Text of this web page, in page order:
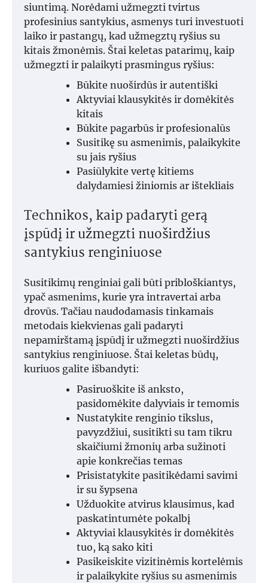
siuntimą. Norėdami užmegzti tvirtus
profesinius santykius, asmenys turi investuoti
laiko ir pastangų, kad užmegztų ryšius su
kitais žmonėmis. Štai keletas patarimų, kaip
užmegzti ir palaikyti prasmingus ryšius:
Būkite nuoširdūs ir autentiški
Aktyviai klausykitės ir domėkitės
kitais
Būkite pagarbūs ir profesionalūs
Susitikę su asmenimis, palaikykite
su jais ryšius
Pasiūlykite vertę kitiems
dalydamiesi žiniomis ar ištekliais
Technikos, kaip padaryti gerą
įspūdį ir užmegzti nuoširdžius
santykius renginiuose
Susitikimų renginiai gali būti pribloškiantys,
ypač asmenims, kurie yra intravertai arba
drovūs. Tačiau naudodamasis tinkamais
metodais kiekvienas gali padaryti
nepamirštamą įspūdį ir užmegzti nuoširdžius
santykius renginiuose. Štai keletas būdų,
kuriuos galite išbandyti:
Pasiruoškite iš anksto,
pasidomėkite dalyviais ir temomis
Nustatykite renginio tikslus,
pavyzdžiui, susitikti su tam tikru
skaičiumi žmonių arba sužinoti
apie konkrečias temas
Prisistatykite pasitikėdami savimi
ir su šypsena
Užduokite atvirus klausimus, kad
paskatintumėte pokalbį
Aktyviai klausykitės ir domėkitės
tuo, ką sako kiti
Pasikeiskite vizitinėmis kortelėmis
ir palaikykite ryšius su asmenimis